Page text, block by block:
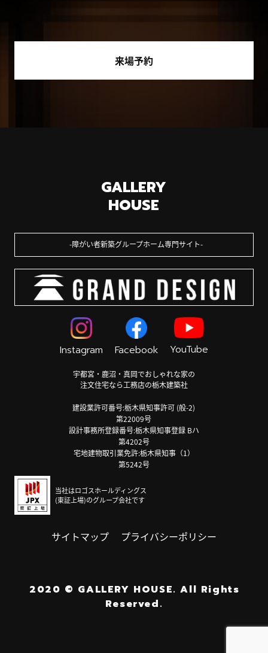
来場予約
GALLERY
HOUSE
障がい者新築グループホーム専門サイト
Instagram Facebook YouTube
宇都宮・鹿沼・真岡でおしゃれな家の
注文住宅なら工務店の栃木建築社
建設業許可番号:栃木県知事許可 (般-2)
第22009号
設計事務所登録番号:栃木県知事登録 Bハ
第4202号
宅地建物取引業免許:栃木県知事（1）
第5242号
当社はロゴスホールディングス
(東証上場)のグループ会社です
サイトマップ プライバシーポリシー
2020 © GALLERY HOUSE. All Rights
Reserved.